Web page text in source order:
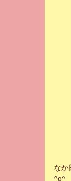
なか
^o^